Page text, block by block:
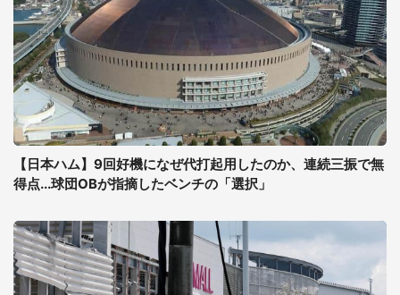
【日本ハム】9回好機になぜ代打起用したのか、連続三振で無
得点...球団OBが指摘したベンチの「選択」